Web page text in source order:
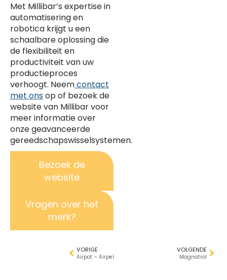
Met Millibar’s expertise in
automatisering en
robotica krijgt u een
schaalbare oplossing die
de flexibiliteit en
productiviteit van uw
productieproces
verhoogt. Neemcontact
met onsop of bezoek de
website van Millibar voor
meer informatie over
onze geavanceerde
gereedschapswisselsystemen.
Bezoek de
website
Vragen over het
merk?
VOLGENDE
Magnatrol
VORIGE
Airpot – Airpel